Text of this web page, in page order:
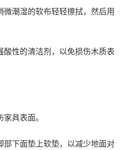
微潮湿的软布轻轻擦拭，然后用
酸性的清洁剂，以免损伤木质表
具表面。
部下面垫上软垫，以减少地面对